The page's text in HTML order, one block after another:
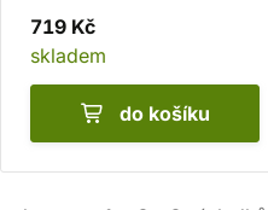
719 Kč
skladem
do košíku